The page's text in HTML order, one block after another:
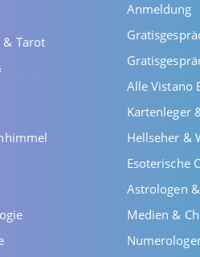
& Tarot
Anmeldung
Alle Vistano
Kartenleger
Hellseher &
Esoterische
Astrologen
Medien &